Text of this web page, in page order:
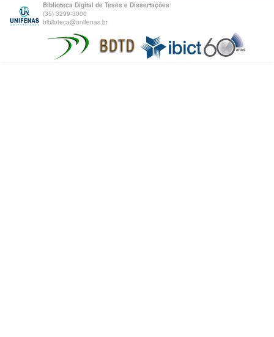
Biblioteca Digital de Teses e Dissertações
(35) 3299-3000
biblioteca@unifenas.br